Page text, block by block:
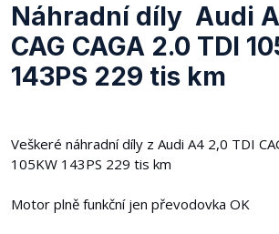
Náhradní díly Audi
CAG CAGA 2.0 TDI
143PS 229 tis km
Veškeré náhradní díly z Audi A4 2,0 TDI
105KW 143PS 229 tis km
Motor plně funkční jen převodovka OK